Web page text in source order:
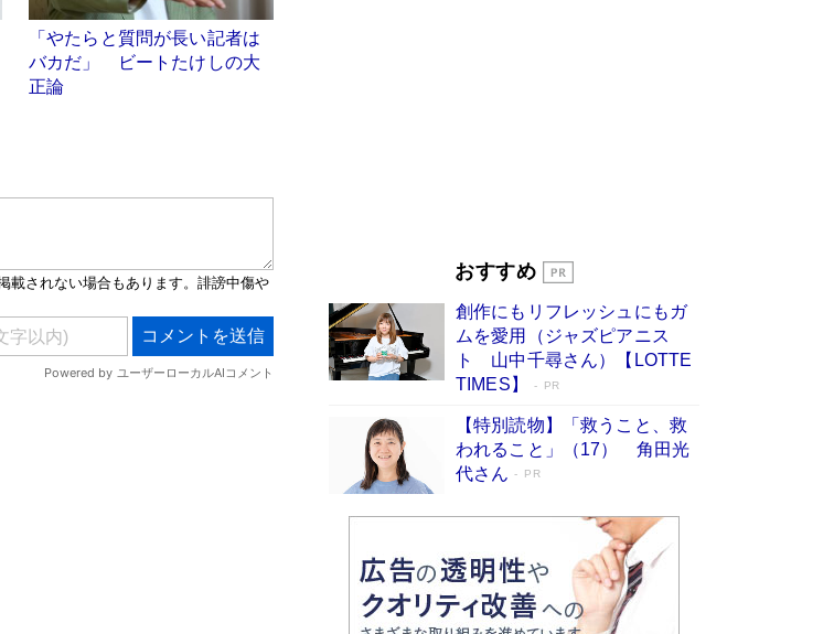
「やたらと質問が長い記者は
バカだ」 ビートたけしの大
正論
和田秀樹の70代、80代向け新書がベスト3を独
占 上半期1位にも選出［新書ベストセラー］
Book Bang
おすすめ
創作にもリフレッシュにもガ
ムを愛用（ジャズピアニス
ト 山中千尋さん）【LOTTE
TIMES】
PR
【特別読物】「救うこと、救
われること」（17） 角田光
代さん
PR